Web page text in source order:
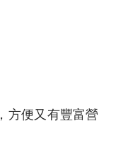
方便又有豐富營